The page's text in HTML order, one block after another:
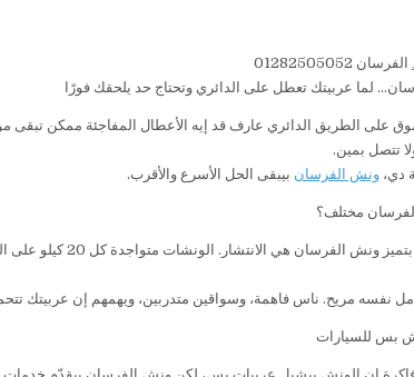
الفرسان 01282505052
لما عربيتك تعطل على الدائري وتحتاج حد يلحقك فورًا
على الطريق الدائري عارف قد إيه الأعطال المفاجئة ممكن
تتصل بمين.
دي،ونش الفرسان بيبقى الحل الأسرع والأقرب.
مختلف؟
أكتر حاجة بتميز
نفسه مريح. ناس فاهمة، وسواقين متدربين، ويهمهم إن عربيتك
بس للسيارات